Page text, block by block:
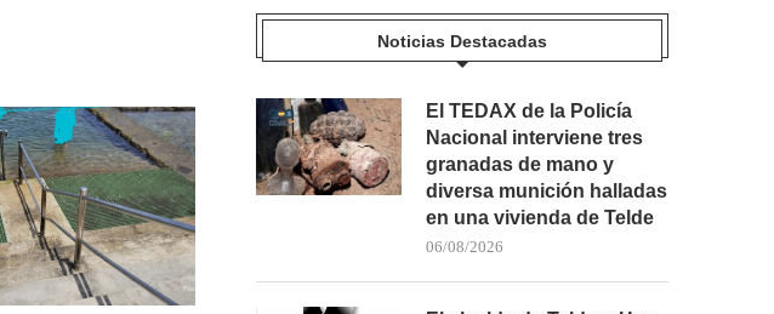
Noticias Destacadas
El TEDAX de la Policía
Nacional interviene tres
granadas de mano y
diversa munición halladas
en una vivienda de Telde
06/08/2026